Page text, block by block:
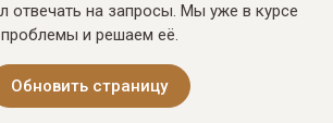
отвечать на запросы. Мы уже в курсе
проблемы и решаем её.
Обновить страницу